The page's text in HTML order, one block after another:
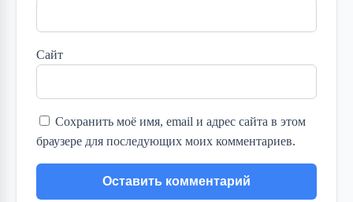
Сайт
Сохранить моё имя, email и адрес сайта в этом
браузере для последующих моих комментариев.